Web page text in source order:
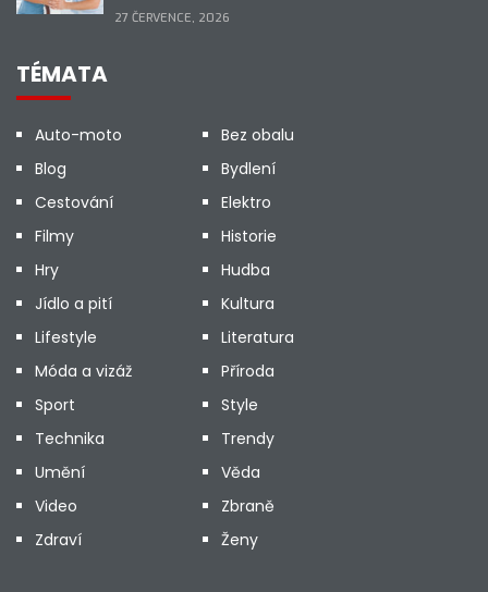
27 ČERVENCE, 2026
TÉMATA
Auto-moto
Bez obalu
Blog
Bydlení
Cestování
Elektro
Filmy
Historie
Hry
Hudba
Jídlo a pití
Kultura
Lifestyle
Literatura
Móda a vizáž
Příroda
Sport
Style
Technika
Trendy
Umění
Věda
Video
Zbraně
Zdraví
Ženy